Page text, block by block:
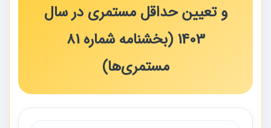
و تعیین حداقل مستمری در سال
1403 (بخشنامه شماره 81
مستمری‌ها)